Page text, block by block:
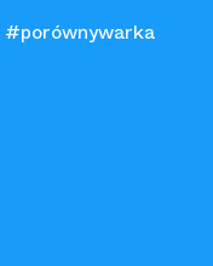
#porównywarka